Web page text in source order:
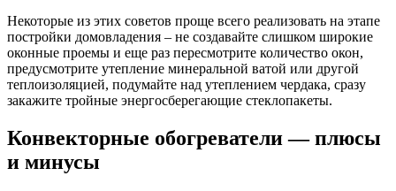
Некоторые из этих советов проще всего реализовать на этапе
постройки домовладения – не создавайте слишком широкие
оконные проемы и еще раз пересмотрите количество окон,
предусмотрите утепление минеральной ватой или другой
теплоизоляцией, подумайте над утеплением чердака, сразу
закажите тройные энергосберегающие стеклопакеты.
Конвекторные обогреватели — плюсы
и минусы